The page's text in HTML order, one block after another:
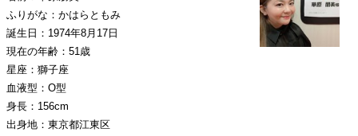
ふりがな：かはらともみ
誕生日：1974年8月17日
現在の年齢：51歳
星座：獅子座
血液型：O型
身長：156cm
出身地：東京都江東区